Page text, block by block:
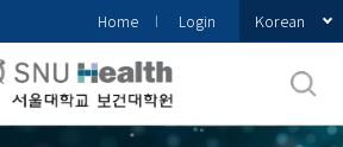
Home Login Korean